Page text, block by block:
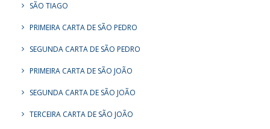
SÃO TIAGO
PRIMEIRA CARTA DE SÃO PEDRO
SEGUNDA CARTA DE SÃO PEDRO
PRIMEIRA CARTA DE SÃO JOÃO
SEGUNDA CARTA DE SÃO JOÃO
TERCEIRA CARTA DE SÃO JOÃO